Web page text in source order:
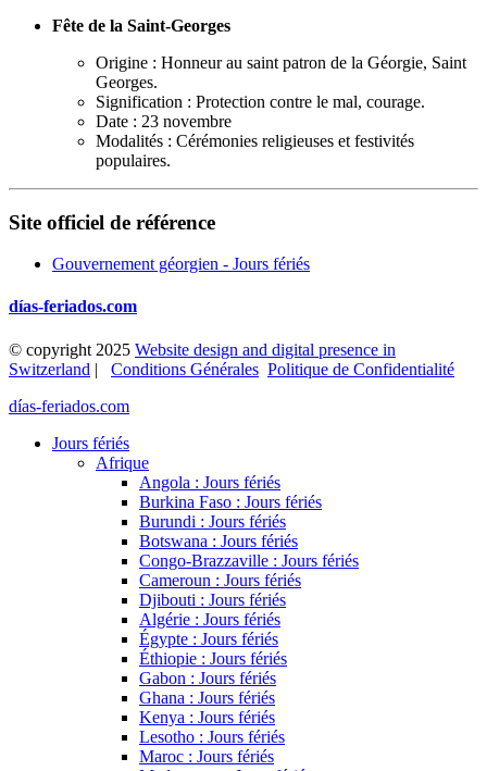
Fête de la Saint-Georges
Origine : Honneur au saint patron de la Géorgie, Saint
Georges.
Signification : Protection contre le mal, courage.
Date : 23 novembre
Modalités : Cérémonies religieuses et festivités
populaires.
Site officiel de référence
Gouvernement géorgien - Jours fériés
días-feriados.com
© copyright 2025 Website design and digital presence in
Switzerland | Conditions Générales Politique de Confidentialité
días-feriados.com
Jours fériés
Afrique
Angola : Jours fériés
Burkina Faso : Jours fériés
Burundi : Jours fériés
Botswana : Jours fériés
Congo-Brazzaville : Jours fériés
Cameroun : Jours fériés
Djibouti : Jours fériés
Algérie : Jours fériés
Égypte : Jours fériés
Éthiopie : Jours fériés
Gabon : Jours fériés
Ghana : Jours fériés
Kenya : Jours fériés
Lesotho : Jours fériés
Maroc : Jours fériés